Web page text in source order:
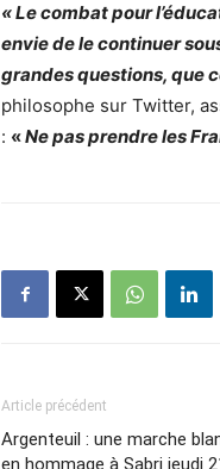
« Le combat pour
envie de le continuer
grandes questions, que
philosophe sur Twitter,
: «Ne pas prendre les
Article précédent
Argenteuil : une marche
en hommage à Sabri jeudi